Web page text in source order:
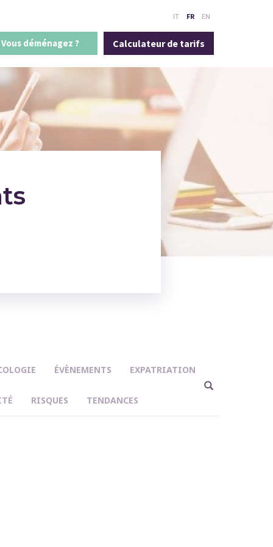
IT FR EN
Vous déménagez ? Calculateur de tarifs
ÉVÈNEMENTS EXPATRIATION
RISQUES TENDANCES